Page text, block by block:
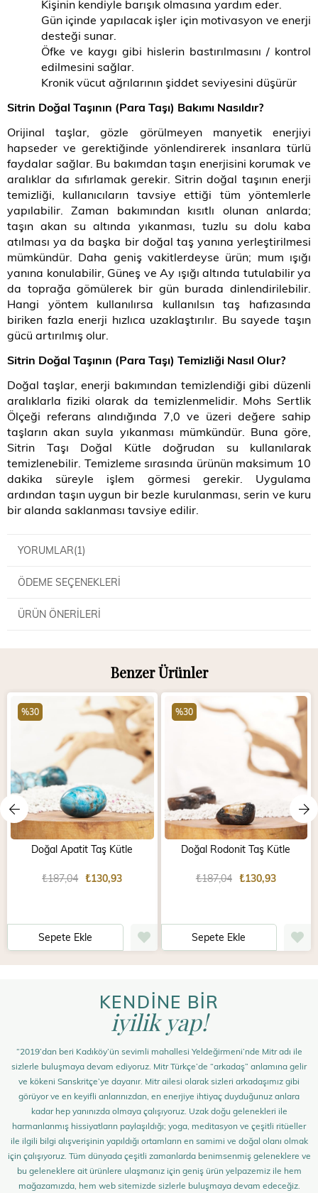
Kişinin kendiyle barışık olmasına yardım eder.
Gün içinde yapılacak işler için motivasyon ve enerji
desteği sunar.
Öfke ve kaygı gibi hislerin bastırılmasını / kontrol
edilmesini sağlar.
Kronik vücut ağrılarının şiddet seviyesini düşürür
Sitrin Doğal Taşının (Para Taşı) Bakımı Nasıldır?
Orijinal taşlar, gözle görülmeyen manyetik enerjiyi
hapseder ve gerektiğinde yönlendirerek insanlara türlü
faydalar sağlar. Bu bakımdan taşın enerjisini korumak ve
aralıklar da sıfırlamak gerekir. Sitrin doğal taşının enerji
temizliği, kullanıcıların tavsiye ettiği tüm yöntemlerle
yapılabilir. Zaman bakımından kısıtlı olunan anlarda;
taşın akan su altında yıkanması, tuzlu su dolu kaba
atılması ya da başka bir doğal taş yanına yerleştirilmesi
mümkündür. Daha geniş vakitlerdeyse ürün; mum ışığı
yanına konulabilir, Güneş ve Ay ışığı altında tutulabilir ya
da toprağa gömülerek bir gün burada dinlendirilebilir.
Hangi yöntem kullanılırsa kullanılsın taş hafızasında
biriken fazla enerji hızlıca uzaklaştırılır. Bu sayede taşın
gücü artırılmış olur.
Sitrin Doğal Taşının (Para Taşı) Temizliği Nasıl Olur?
Doğal taşlar, enerji bakımından temizlendiği gibi düzenli
aralıklarla fiziki olarak da temizlenmelidir. Mohs Sertlik
Ölçeği referans alındığında 7,0 ve üzeri değere sahip
taşların akan suyla yıkanması mümkündür. Buna göre,
Sitrin Taşı Doğal Kütle doğrudan su kullanılarak
temizlenebilir. Temizleme sırasında ürünün maksimum 10
dakika süreyle işlem görmesi gerekir. Uygulama
ardından taşın uygun bir bezle kurulanması, serin ve kuru
bir alanda saklanması tavsiye edilir.
YORUMLAR(1)
ÖDEME SEÇENEKLERI
ÜRÜN ÖNERILERI
Benzer Ürünler
Doğal Apatit Taş Kütle
₺130,93
₺187,04
Sepete Ekle
%30
Doğal Rodonit Taş Kütle
₺130,93
₺187,04
Sepete Ekle
%30
KENDİNE BİR
iyilik yap!
“2019’dan beri Kadıköy’ün sevimli mahallesi Yeldeğirmeni’nde Mitr adı ile
sizlerle buluşmaya devam ediyoruz. Mitr Türkçe’de “arkadaş” anlamına gelir
ve kökeni Sanskritçe’ye dayanır. Mitr ailesi olarak sizleri arkadaşımız gibi
görüyor ve en keyifli anlarınızdan, en enerjiye ihtiyaç duyduğunuz anlara
kadar hep yanınızda olmaya çalışıyoruz. Uzak doğu gelenekleri ile
harmanlanmış hissiyatların paylaşıldığı; yoga, meditasyon ve çeşitli ritüeller
ile ilgili bilgi alışverişinin yapıldığı ortamların en samimi ve doğal olanı olmak
için çalışıyoruz. Tüm dünyada çeşitli zamanlarda benimsenmiş geleneklere ve
bu geleneklere ait ürünlere ulaşmanız için geniş ürün yelpazemiz ile hem
mağazamızda, hem web sitemizde sizlerle buluşmaya devam edeceğiz.